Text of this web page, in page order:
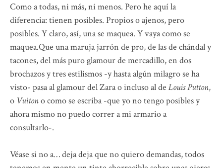
Como a todas, ni más, ni menos. Pero he aquí la
diferencia: tienen posibles. Propios o ajenos, pero
posibles. Y claro, así, una se maquea. Y vaya como se
maquea.Que una maruja jarrón de pro, de las de chándal y
tacones, del más puro glamour de mercadillo, en dos
brochazos y tres estilismos -y hasta algún milagro se ha
visto- pasa al glamour del Zara o incluso al de Louis Putton,
o Vuitono como se escriba -que yo no tengo posibles y
ahora mismo no puedo correr a mi armario a
consultarlo-.
Véase si no a… deja deja que no quiero demandas, todos